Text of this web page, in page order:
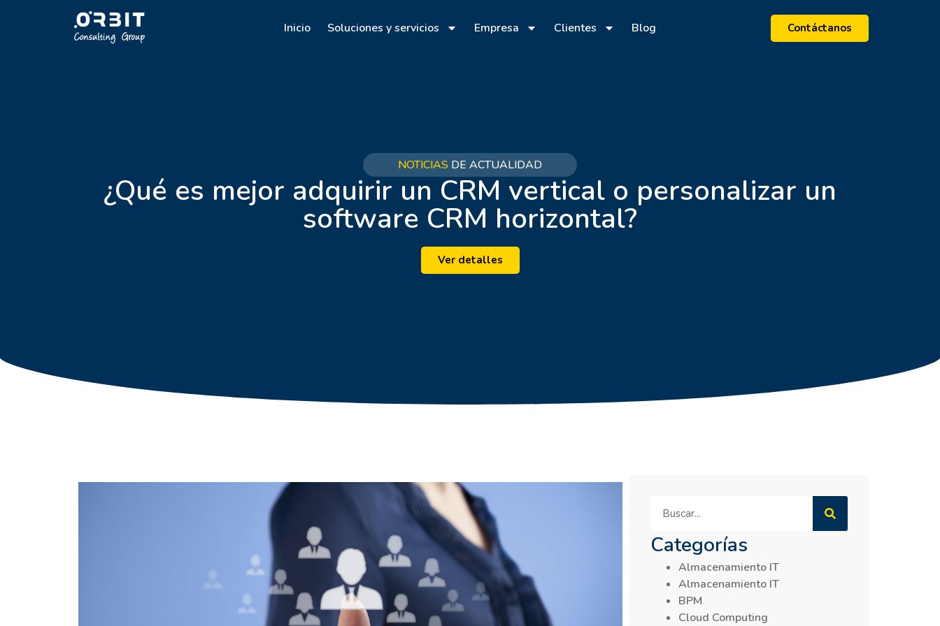
Inicio Soluciones y servicios Empresa Clientes Blog Contáctanos
NOTICIAS DE ACTUALIDAD
¿Qué es mejor adquirir un CRM vertical o personalizar un
software CRM horizontal?
Ver detalles
Categorías
Almacenamiento IT
Almacenamiento IT
BPM
Cloud Computing